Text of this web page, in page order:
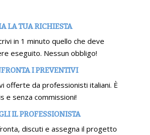
LA TUA RICHIESTA
in 1 minuto quello che deve
eseguito. Nessun obbligo!
I PREVENTIVI
offerte da professionisti italiani. È
e senza commissioni!
IL PROFESSIONISTA
discuti e assegna il progetto